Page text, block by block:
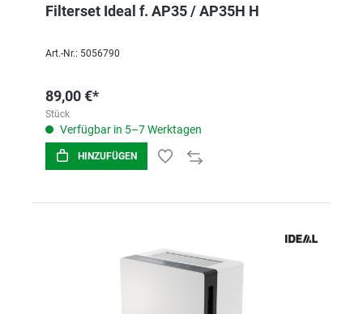
Filterset Ideal f. AP35 / AP35H H
Art.-Nr.: 5056790
89,00 €*
Stück
Verfügbar in 5–7 Werktagen
HINZUFÜGEN